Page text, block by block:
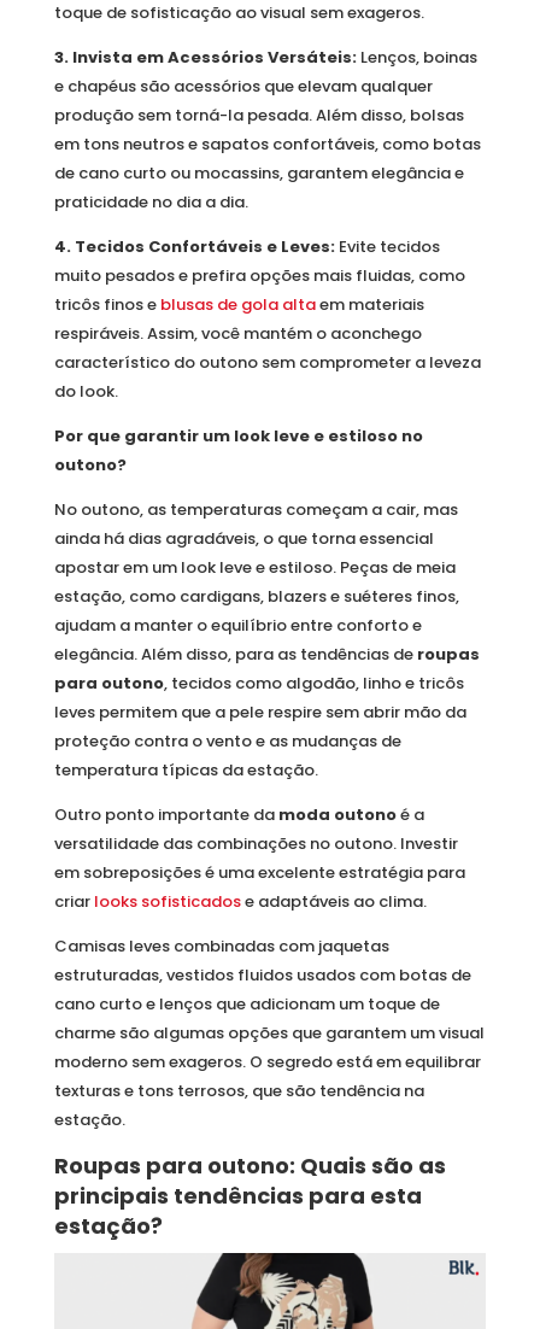
toque de sofisticação ao visual sem exageros.
3. Invista em Acessórios Versáteis: Lenços, boinas
e chapéus são acessórios que elevam qualquer
produção sem torná-la pesada. Além disso, bolsas
em tons neutros e sapatos confortáveis, como botas
de cano curto ou mocassins, garantem elegância e
praticidade no dia a dia.
4. Tecidos Confortáveis e Leves: Evite tecidos
muito pesados e prefira opções mais fluidas, como
tricôs finos e blusas de gola altaem materiais
respiráveis. Assim, você mantém o aconchego
característico do outono sem comprometer a leveza
do look.
Por que garantir um look leve e estiloso no
outono?
No outono, as temperaturas começam a cair, mas
ainda há dias agradáveis, o que torna essencial
apostar em um look leve e estiloso. Peças de meia
estação, como cardigans, blazers e suéteres finos,
ajudam a manter o equilíbrio entre conforto e
elegância. Além disso, para as tendências de roupas
para outono, tecidos como algodão, linho e tricôs
leves permitem que a pele respire sem abrir mão da
proteção contra o vento e as mudanças de
temperatura típicas da estação.
Outro ponto importante da moda outonoé a
versatilidade das combinações no outono. Investir
em sobreposições é uma excelente estratégia para
criar looks sofisticadose adaptáveis ao clima.
Camisas leves combinadas com jaquetas
estruturadas, vestidos fluidos usados com botas de
cano curto e lenços que adicionam um toque de
charme são algumas opções que garantem um visual
moderno sem exageros. O segredo está em equilibrar
texturas e tons terrosos, que são tendência na
estação.
Roupas para outono: Quais são as
principais tendências para esta
estação?